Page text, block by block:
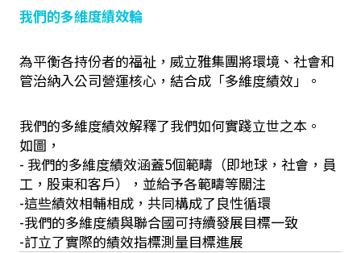
我們的多維度績效輪
為平衡各持份者的福祉，威立雅集團將環境、社會和
管治納入公司營運核心，結合成「多維度績效」。
我們的多維度績效解釋了我們如何實踐立世之本。
如圖，
- 我們的多維度績效涵蓋5個範疇（即地球，社會，員
工，股東和客戶），並給予各範疇等關注
-這些績效相輔相成，共同構成了良性循環
-我們的多維度績與聯合國可持續發展目標一致
-訂立了實際的績效指標測量目標進展